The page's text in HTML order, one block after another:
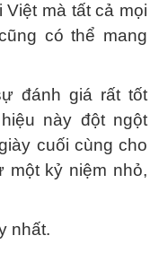
mà tất cả mọi
có thể mang
đánh giá rất tốt
này đột ngột
cuối cùng cho
một kỷ niệm nhỏ,
nhất.